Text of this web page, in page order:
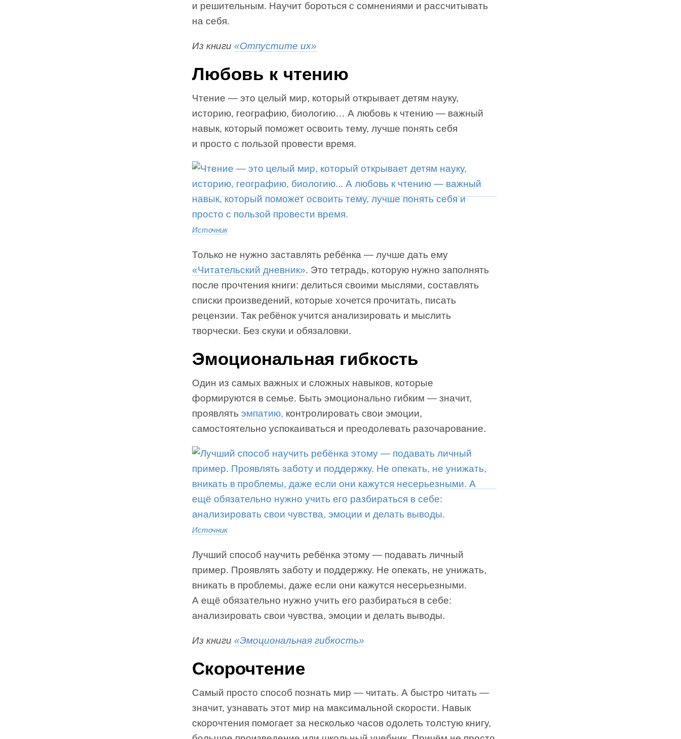
и решительным. Научит бороться с сомнениями и рассчитывать
на себя.
Из книги «Отпустите их»
Любовь к чтению
Чтение — это целый мир, который открывает детям науку,
историю, географию, биологию… А любовь к чтению — важный
навык, который поможет освоить тему, лучше понять себя
и просто с пользой провести время.
Источник
Только не нужно заставлять ребёнка — лучше дать ему
«Читательский дневник». Это тетрадь, которую нужно заполнять
после прочтения книги: делиться своими мыслями, составлять
списки произведений, которые хочется прочитать, писать
рецензии. Так ребёнок учится анализировать и мыслить
творчески. Без скуки и обязаловки.
Эмоциональная гибкость
Один из самых важных и сложных навыков, которые
формируются в семье. Быть эмоционально гибким — значит,
проявлять эмпатию, контролировать свои эмоции,
самостоятельно успокаиваться и преодолевать разочарование.
Источник
Лучший способ научить ребёнка этому — подавать личный
пример. Проявлять заботу и поддержку. Не опекать, не унижать,
вникать в проблемы, даже если они кажутся несерьезными.
А ещё обязательно нужно учить его разбираться в себе:
анализировать свои чувства, эмоции и делать выводы.
Из книги «Эмоциональная гибкость»
Скорочтение
Самый просто способ познать мир — читать. А быстро читать —
значит, узнавать этот мир на максимальной скорости. Навык
скорочтения помогает за несколько часов одолеть толстую книгу,